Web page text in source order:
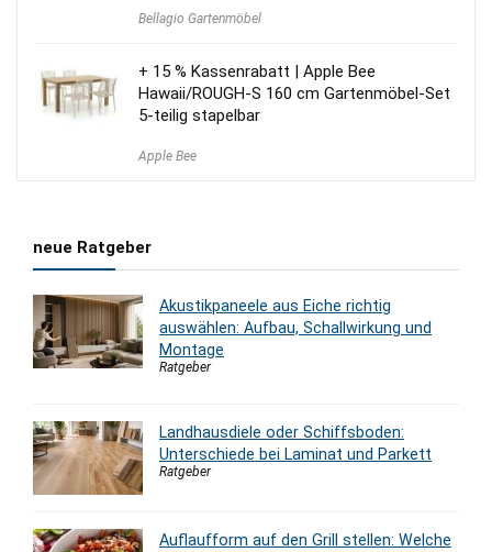
war:
Bellagio Gartenmöbel
+ 15 % Kassenrabatt | Apple Bee
Hawaii/ROUGH-S 160 cm Gartenmöbel-Set
5-teilig stapelbar
Apple Bee
neue Ratgeber
Akustikpaneele aus Eiche richtig
auswählen: Aufbau, Schallwirkung und
Montage
Ratgeber
Landhausdiele oder Schiffsboden:
Unterschiede bei Laminat und Parkett
Ratgeber
Auflaufform auf den Grill stellen: Welche